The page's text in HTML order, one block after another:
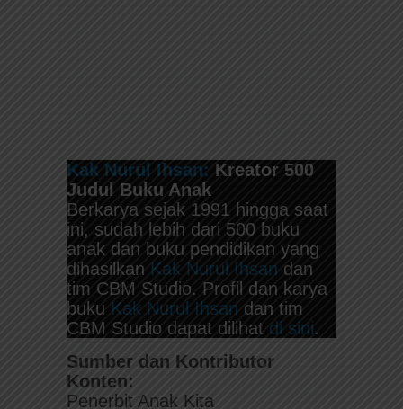
Kak Nurul Ihsan: Kreator 500
Judul Buku Anak
Berkarya sejak 1991 hingga saat
ini, sudah lebih dari 500 buku
anak dan buku pendidikan yang
dihasilkan Kak Nurul Ihsan dan
tim CBM Studio. Profil dan karya
buku Kak Nurul Ihsan dan tim
CBM Studio dapat dilihat di sini.
Sumber dan Kontributor
Konten:
Penerbit Anak Kita